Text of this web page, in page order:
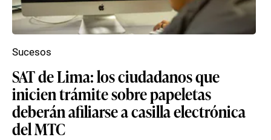
SAT de Lima: los ciudadanos que
inicien trámite sobre papeletas
deberán afiliarse a casilla electrónica
del MTC
Sucesos